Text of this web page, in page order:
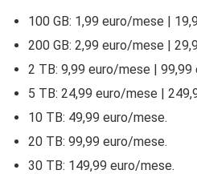
100 GB: 1,99 euro/mese |
200 GB: 2,99 euro/mese |
2 TB: 9,99 euro/mese | 99,99
5 TB: 24,99 euro/mese |
10 TB: 49,99 euro/mese.
20 TB: 99,99 euro/mese.
30 TB: 149,99 euro/mese.